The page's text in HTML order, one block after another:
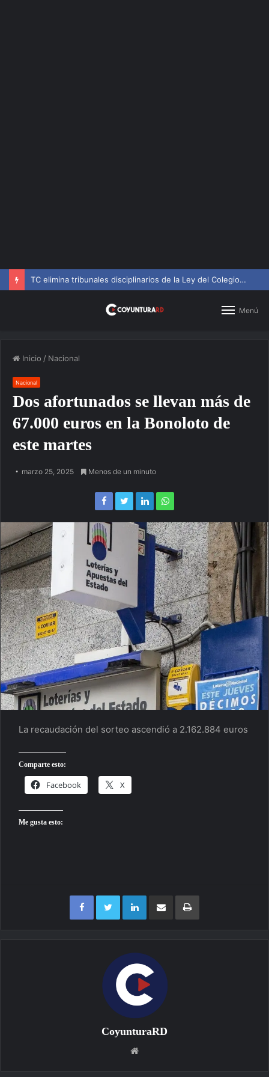
TC elimina tribunales disciplinarios de la Ley del Colegio de Abogados
Menú
Inicio / Nacional
Nacional
Dos afortunados se llevan más de
67.000 euros en la Bonoloto de
este martes
marzo 25, 2025 Menos de un minuto
La recaudación del sorteo ascendió a 2.162.884 euros
Comparte esto:
Facebook X
Me gusta esto:
FacebookTwitterLinkedInCompartir por correo electrónicoImprimir
CoyunturaRD
Sitio